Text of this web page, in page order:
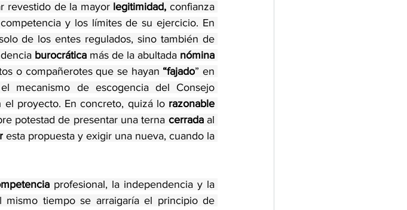
revestido de la mayor legitimidad, confianza
y los límites de su ejercicio. En
de los entes regulados, sino también de
burocrática más de la abultada nómina
o compañerotes que se hayan “fajado” en
el mecanismo de escogencia del Consejo
proyecto. En concreto, quizá lo razonable
potestad de presentar una terna cerrada al
esta propuesta y exigir una nueva, cuando la
profesional, la independencia y la